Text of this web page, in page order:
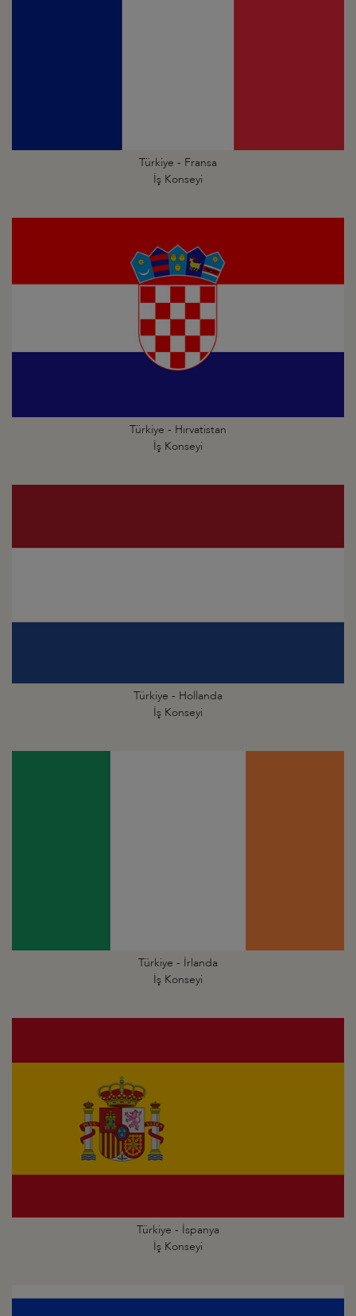
Türkiye - Fransa
İş Konseyi
Türkiye - Hırvatistan
İş Konseyi
Türkiye - Hollanda
İş Konseyi
Türkiye - İrlanda
İş Konseyi
Türkiye - İspanya
İş Konseyi